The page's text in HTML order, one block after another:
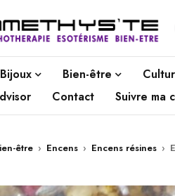
Bien-être
Contact Suivre ma
être › Encens › Encens résines ›